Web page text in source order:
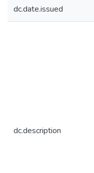
dc.date.issued
dc.description